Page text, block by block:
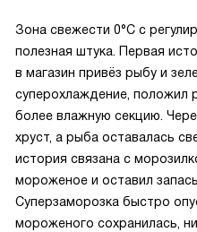
Зона свежести 0°C с
полезная штука. Первая
в магазин привёз рыбу и
суперохлаждение, положил
более влажную секцию.
хруст, а рыба оставалась
история связана с
мороженое и оставил
Суперзаморозка быстро
мороженого сохранилась,